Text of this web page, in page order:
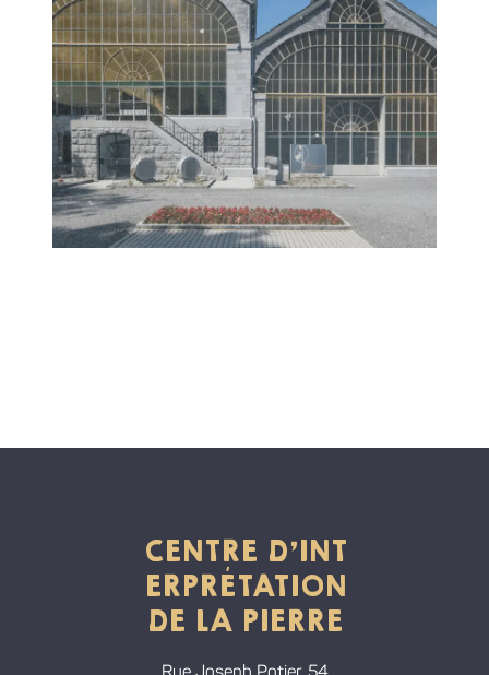
CENTRE D'INT
ERPRÉTATION
DE LA PIERRE